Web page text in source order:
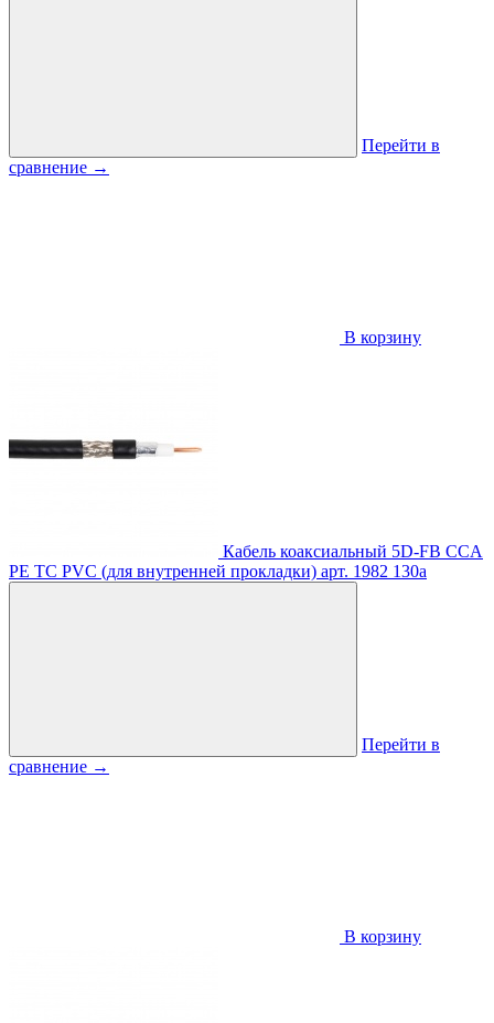
Перейти в
сравнение →
В корзину
Кабель коаксиальный 5D-FB CCA
PE TC PVC (для внутренней прокладки) арт. 1982 130a
Перейти в
сравнение →
В корзину